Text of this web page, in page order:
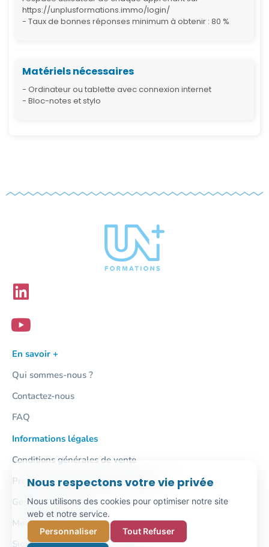
https://unplusformations.immo/login/
- Taux de bonnes réponses minimum à obtenir : 80 %
Matériels nécessaires
- Ordinateur ou tablette avec connexion internet
- Bloc-notes et stylo
En savoir +
Qui sommes-nous ?
Contactez-nous
FAQ
Informations légales
Conditions générales de vente
Protection des données personnelles
Gestion des cookies
Mentions légales
Signalement / Lanceur d'alerte
Nous respectons votre vie privée
Nous utilisons des cookies pour optimiser notre site
web et notre service.
Personnaliser
Tout Refuser